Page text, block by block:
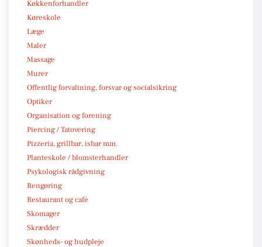
Køkkenforhandler
Køreskole
Læge
Maler
Massage
Murer
Offentlig forvaltning, forsvar og socialsikring
Optiker
Organisation og forening
Piercing / Tatovering
Pizzeria, grillbar, isbar mm.
Planteskole / blomsterhandler
Psykologisk rådgivning
Rengøring
Restaurant og café
Skomager
Skrædder
Skønheds- og hudpleje